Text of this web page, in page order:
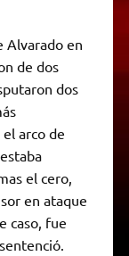
Alvarado en
de dos
dos
arco de
el cero,
en ataque
caso, fue